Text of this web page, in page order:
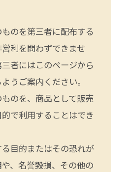
のを第三者に配布する
利を問わずできませ
者にはこのページから
うご案内ください。
のを、商品として販売
で利用することはでき
る目的またはその恐れが
、名誉毀損、その他の